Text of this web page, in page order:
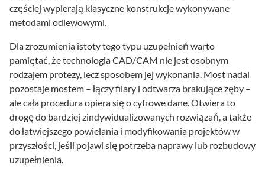
częściej wypierają klasyczne konstrukcje wykonywane
metodami odlewowymi.
Dla zrozumienia istoty tego typu uzupełnień warto
pamiętać, że technologia CAD/CAM nie jest osobnym
rodzajem protezy, lecz sposobem jej wykonania. Most nadal
pozostaje mostem – łączy filary i odtwarza brakujące zęby –
ale cała procedura opiera się o cyfrowe dane. Otwiera to
drogę do bardziej zindywidualizowanych rozwiązań, a także
do łatwiejszego powielania i modyfikowania projektów w
przyszłości, jeśli pojawi się potrzeba naprawy lub rozbudowy
uzupełnienia.